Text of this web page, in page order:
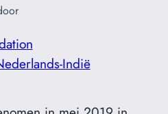
Indië